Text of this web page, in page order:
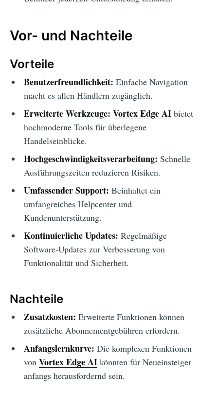
Vor- und Nachteile
Vorteile
Benutzerfreundlichkeit: Einfache Navigation
macht es allen Händlern zugänglich.
Erweiterte Werkzeuge: Vortex Edge AIbietet
hochmoderne Tools für überlegene
Handelseinblicke.
Hochgeschwindigkeitsverarbeitung: Schnelle
Ausführungszeiten reduzieren Risiken.
Umfassender Support: Beinhaltet ein
umfangreiches Helpcenter und
Kundenunterstützung.
Kontinuierliche Updates: Regelmäßige
Software-Updates zur Verbesserung von
Funktionalität und Sicherheit.
Nachteile
Zusatzkosten: Erweiterte Funktionen können
zusätzliche Abonnementgebühren erfordern.
Anfangslernkurve: Die komplexen Funktionen
von Vortex Edge AIkönnten für Neueinsteiger
anfangs herausfordernd sein.